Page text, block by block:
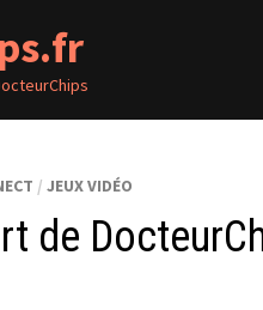
/JEUX VIDÉO
de